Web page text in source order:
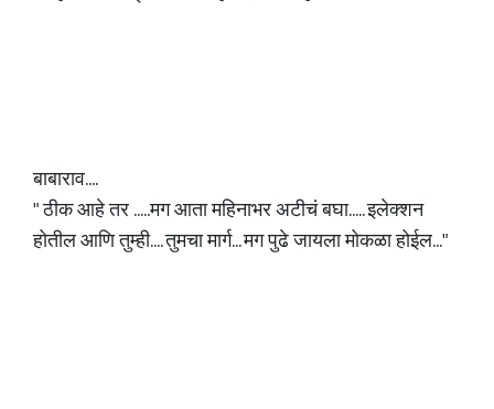
बाबाराव....
" ठीक आहे तर .....मग आता महिनाभर अटीचं बघा..... इलेक्शन
होतील आणि तुम्ही.... तुमचा मार्ग... मग पुढे जायला मोकळा होईल..."